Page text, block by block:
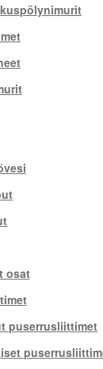
osat
puserrusliittimet